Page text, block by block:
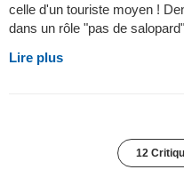
celle d'un touriste moyen !
dans un rôle "pas de
Lire plus
12